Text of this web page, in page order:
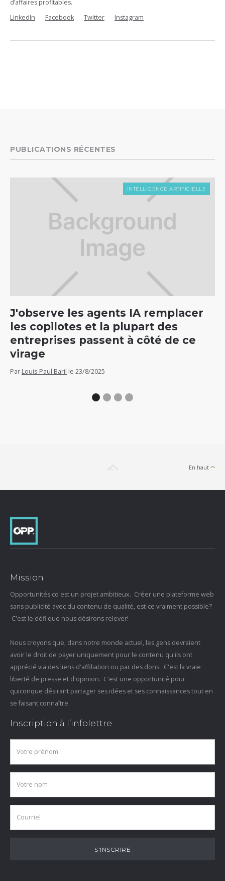
d’affaires profitables.
LinkedIn
Facebook Twitter Instagram
PUBLICATIONS RÉCENTES
INTELLIGENCE ARTIFICIELLE
J'observe les agents IA remplacer
les copilotes et la plupart des
entreprises passent à côté de ce
virage
Par Louis-Paul Baril le 23/8/2025
En haut
Mission
Opportunités.co est un projet ambitieux. Créer une plateforme web
sans publicité avec du contenu de qualité, est-ce vraiment possible?
C'est le défi que nous désirons relever!
Nous croyons que, dans notre monde actuel, les gens devraient
avoir le droit de payer uniquement pour le contenu qu'ils ont
apprécié via des liens d'affiliation ou par des dons. C'est la vraie
liberté de presse et d'opinion. C'est une opportunité pour
quiconque désirant partager ses idées et ses connaissances tout en
se faisant connaître.
Inscription à l’infolettre